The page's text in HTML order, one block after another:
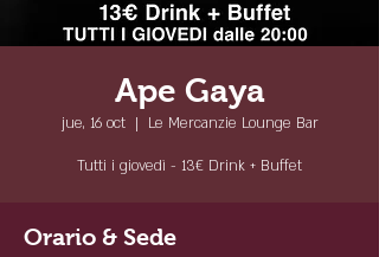
Ape Gaya
jue, 16 oct
  |
Le Mercanzie Lounge Bar
Tutti i giovedì - 13€ Drink + Buffet
Orario & Sede